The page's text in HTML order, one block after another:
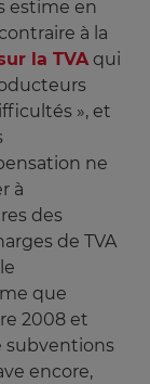
estime en
à la
la TVAqui
», et
ne
à
des
de TVA
que
2008 et
subventions
encore,